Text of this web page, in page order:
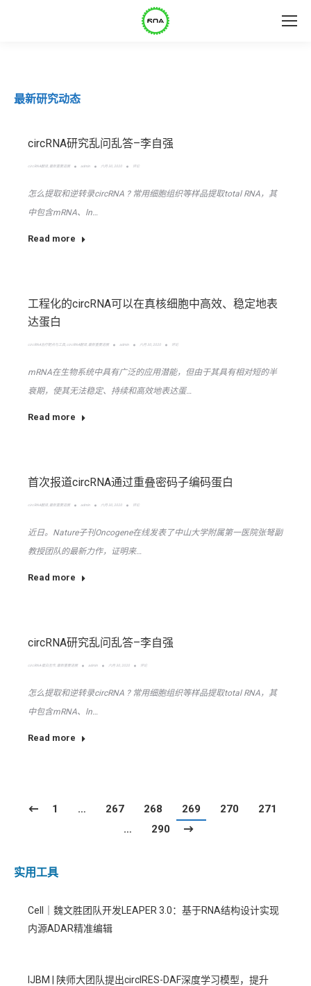
最新研究动态
circRNA研究乱问乱答–李自强
circRNA翻译 最新重要进展 admin 六月 30, 2020 评论
怎么提取和逆转录circRNA ? 常用细胞组织等样品提取total RNA，其
中包含mRNA、ln…
Read more
工程化的circRNA可以在真核细胞中高效、稳定地表
达蛋白
circRNA治疗靶点与工具 circRNA翻译 最新重要进展 admin 六月 30, 2020 评论
mRNA在生物系统中具有广泛的应用潜能，但由于其具有相对短的半
衰期，使其无法稳定、持续和高效地表达蛋…
Read more
首次报道circRNA通过重叠密码子编码蛋白
circRNA翻译 最新重要进展 admin 六月 30, 2020 评论
近日。Nature子刊Oncogene在线发表了中山大学附属第一医院张弩副
教授团队的最新力作，证明来…
Read more
circRNA研究乱问乱答–李自强
circRNA-蛋白互作 最新重要进展 admin 六月 30, 2020 评论
怎么提取和逆转录circRNA ? 常用细胞组织等样品提取total RNA，其
中包含mRNA、ln…
Read more
1 … 267 268 269 270
271
…
290
实用工具
Cell｜魏文胜团队开发LEAPER 3.0：基于RNA结构设计实现
内源ADAR精准编辑
IJBM | 陕师大团队提出circIRES-DAF深度学习模型，提升